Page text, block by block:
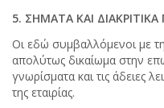
5. ΣΗΜΑΤΑ ΚΑΙ
Οι εδώ συμβαλλόμενοι με
απολύτως δικαίωμα στην
γνωρίσματα και τις άδειες
της εταιρίας.